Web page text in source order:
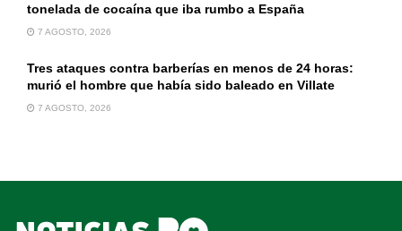
tonelada de cocaína que iba rumbo a España
7 AGOSTO, 2026
Tres ataques contra barberías en menos de 24 horas:
murió el hombre que había sido baleado en Villate
7 AGOSTO, 2026